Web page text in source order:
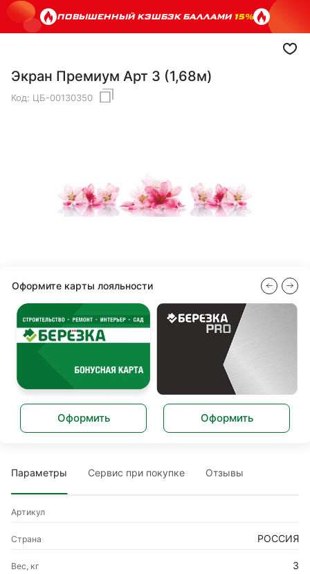
ПОВЫШЕННЫЙ КЭШБЭК БАЛЛАМИ15%
Экран Премиум Арт 3 (1,68м)
Код: ЦБ-00130350
Оформите карты лояльности
Оформить Оформить
Параметры Сервис при покупке Отзывы
Артикул
Страна РОССИЯ
Вес, кг 3